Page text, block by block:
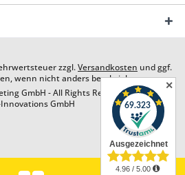
zzgl.Versandkosten und ggf.
wenn nicht anders beschrieben
GmbH - All Rights Reserved. Design by
Innovations GmbH
✕